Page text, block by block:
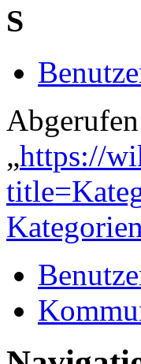
S
„https://
Kategorien